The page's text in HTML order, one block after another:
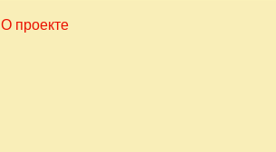
О проекте